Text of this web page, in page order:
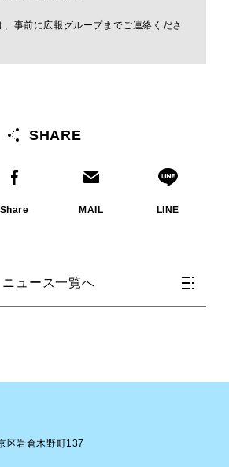
事前に広報グループまでご連絡くださ
SHARE
Share MAIL LINE
ニュース一覧へ
区岩倉木野町137